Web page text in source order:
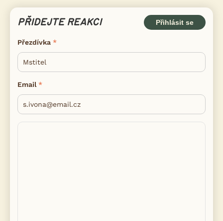
PŘIDEJTE REAKCI Přihlásit se
Přezdívka
Email